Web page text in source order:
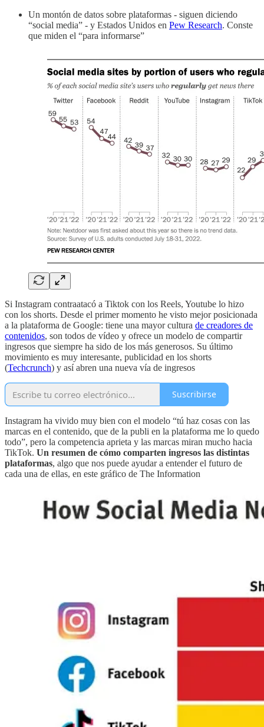
Un montón de datos sobre plataformas - siguen diciendo
“social media” - y Estados Unidos en Pew Research. Conste
que miden el “para informarse”
Si Instagram contraatacó a Tiktok con los Reels, Youtube lo hizo
con los shorts. Desde el primer momento he visto mejor posicionada
a la plataforma de Google: tiene una mayor cultura de creadores de
contenidos, son todos de vídeo y ofrece un modelo de compartir
ingresos que siempre ha sido de los más generosos. Su último
movimiento es muy interesante, publicidad en los shorts
(Techcrunch) y así abren una nueva vía de ingresos
Suscribirse
Instagram ha vivido muy bien con el modelo “tú haz cosas con las
marcas en el contenido, que de la publi en la plataforma me lo quedo
todo”, pero la competencia aprieta y las marcas miran mucho hacia
TikTok. Un resumen de cómo comparten ingresos las distintas
plataformas, algo que nos puede ayudar a entender el futuro de
cada una de ellas, en este gráfico de The Information